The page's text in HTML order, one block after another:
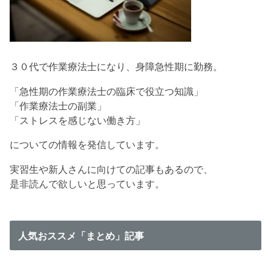
３０代で作業療法士になり、身障急性期に勤務。
「急性期の作業療法士の臨床で役立つ知識」
「作業療法士の副業」
「ストレスを感じない働き方」
についての情報を発信しています。
実習生や新人さんに向けての記事もあるので、
是非読んで欲しいと思っています。
人気おススメ「まとめ」記事